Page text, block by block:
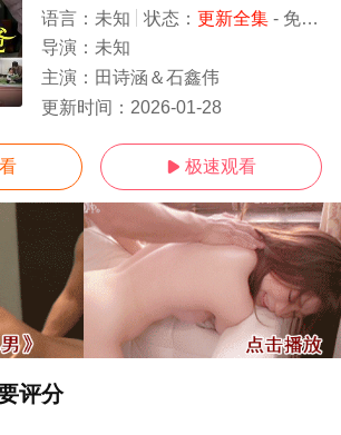
语言： 未知 状态： 更新全集- 免费在线观看
导演： 未知
主演： 田诗涵＆石鑫伟
更新时间： 2026-01-28
 极速观看
评分